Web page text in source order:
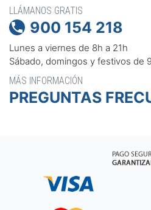
LLÁMANOS GRATIS
 900 154 218
Lunes a viernes de 8h a 21h
Sábado, domingos y festivos de
MÁS INFORMACIÓN
PREGUNTAS